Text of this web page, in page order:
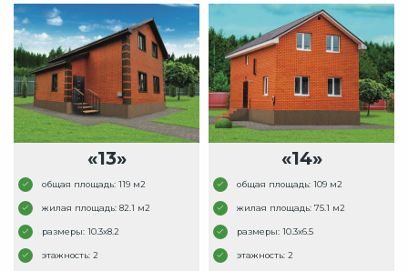
«13»
общая площадь: 119 м2
жилая площадь: 82.1 м2
размеры: 10.3x8.2
этажность: 2
«14»
общая площадь: 109 м2
жилая площадь: 75.1 м2
размеры: 10.3x6.5
этажность: 2